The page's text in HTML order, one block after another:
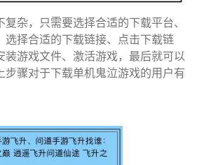
杂，只需要选择合适的下载平台、
选择合适的下载链接、点击下载链
装游戏文件、激活游戏，最后就可以
步骤对于下载单机鬼泣游戏的用户有